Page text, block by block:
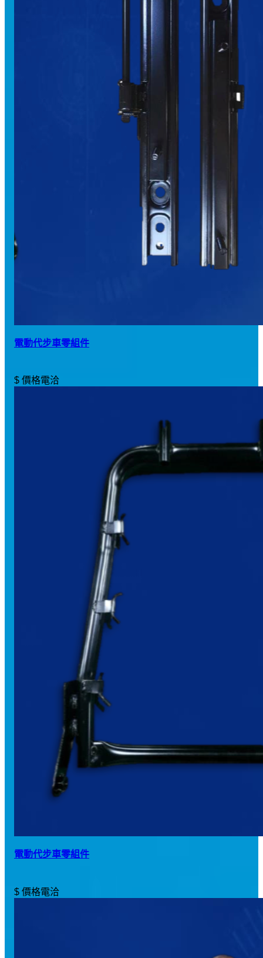
電動代步車零組件
$ 價格電洽
電動代步車零組件
$ 價格電洽